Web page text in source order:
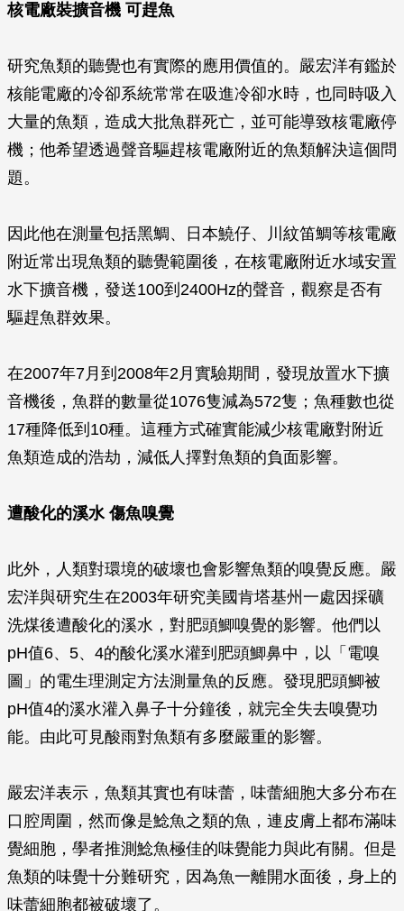
核電廠裝擴音機 可趕魚
研究魚類的聽覺也有實際的應用價值的。嚴宏洋有鑑於
核能電廠的冷卻系統常常在吸進冷卻水時，也同時吸入
大量的魚類，造成大批魚群死亡，並可能導致核電廠停
機；他希望透過聲音驅趕核電廠附近的魚類解決這個問
題。
因此他在測量包括黑鯛、日本鱙仔、川紋笛鯛等核電廠
附近常出現魚類的聽覺範圍後，在核電廠附近水域安置
水下擴音機，發送100到2400Hz的聲音，觀察是否有
驅趕魚群效果。
在2007年7月到2008年2月實驗期間，發現放置水下擴
音機後，魚群的數量從1076隻減為572隻；魚種數也從
17種降低到10種。這種方式確實能減少核電廠對附近
魚類造成的浩劫，減低人擇對魚類的負面影響。
遭酸化的溪水 傷魚嗅覺
此外，人類對環境的破壞也會影響魚類的嗅覺反應。嚴
宏洋與研究生在2003年研究美國肯塔基州一處因採礦
洗煤後遭酸化的溪水，對肥頭鯽嗅覺的影響。他們以
pH值6、5、4的酸化溪水灌到肥頭鯽鼻中，以「電嗅
圖」的電生理測定方法測量魚的反應。發現肥頭鯽被
pH值4的溪水灌入鼻子十分鐘後，就完全失去嗅覺功
能。由此可見酸雨對魚類有多麼嚴重的影響。
嚴宏洋表示，魚類其實也有味蕾，味蕾細胞大多分布在
口腔周圍，然而像是鯰魚之類的魚，連皮膚上都布滿味
覺細胞，學者推測鯰魚極佳的味覺能力與此有關。但是
魚類的味覺十分難研究，因為魚一離開水面後，身上的
味蕾細胞都被破壞了。